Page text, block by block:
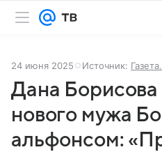
24 июня 2025 Источник:
Дана Борисова
нового мужа
альфонсом: